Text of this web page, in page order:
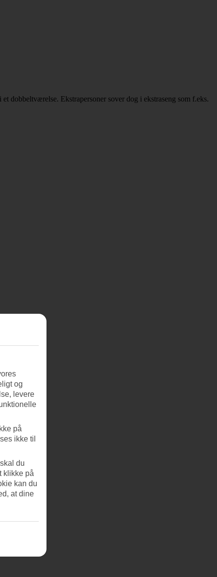
dobbeltværelse. Ekstrapersoner sover dog i ekstraseng som f.eks.
og
levere
på
ikke til
du
klikke på
kan du
at dine